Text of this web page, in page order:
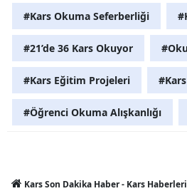
#Kars Okuma Seferberliği
#21’de 36 Kars Okuyor
#Kars Eğitim Projeleri
#Öğrenci Okuma Alışkanlığı
Kars Son Dakika Haber - Kars